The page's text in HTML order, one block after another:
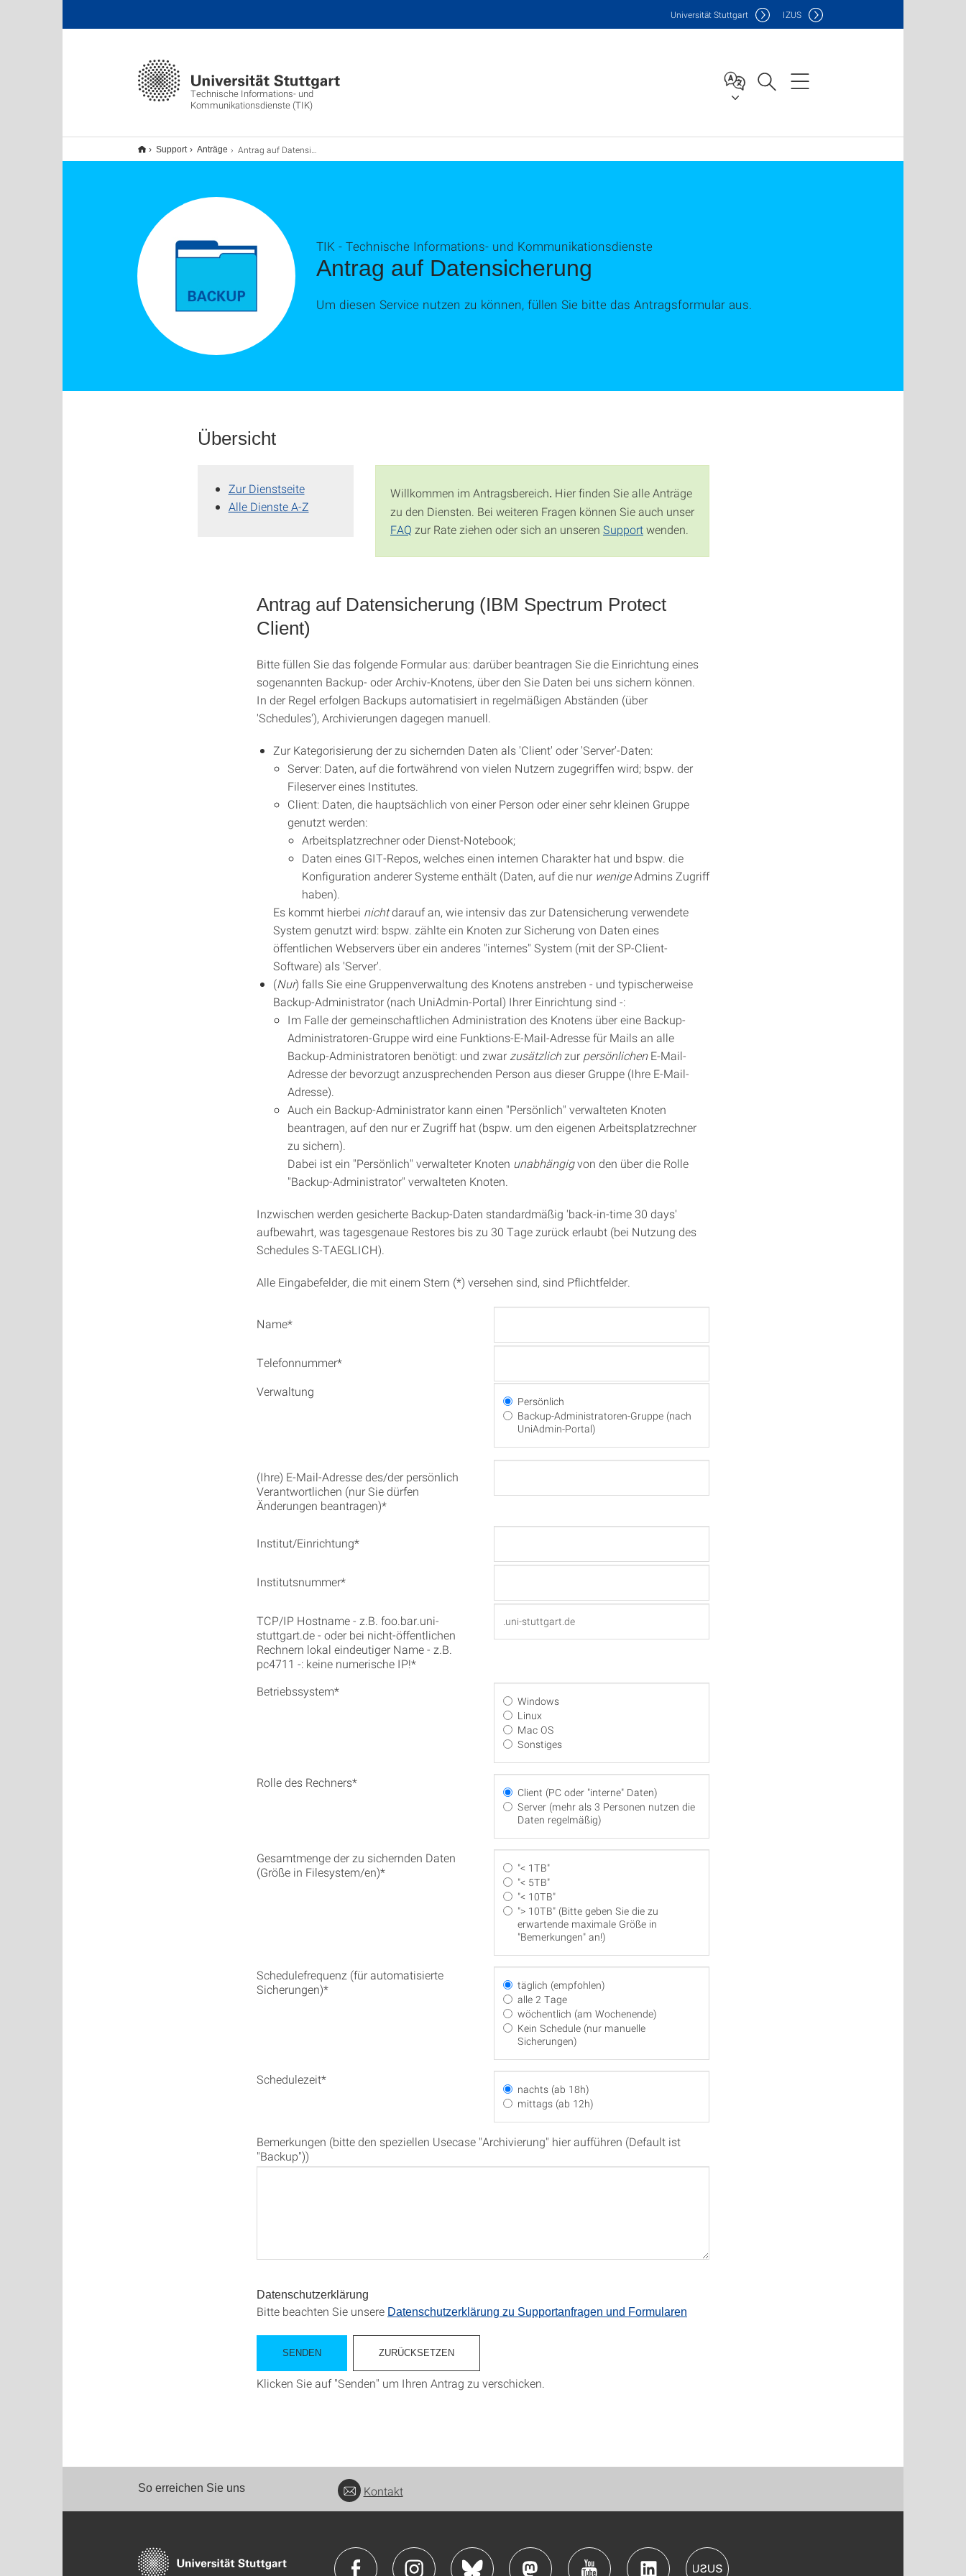
Technische Informations- und
Kommunikationsdienste (TIK)
Universität Stuttgart IZUS
Support Anträge Antrag auf Datensicherung
Antrag auf Datensicherung
TIK - Technische Informations- und Kommunikationsdienste
Um diesen Service nutzen zu können, füllen Sie bitte das Antragsformular aus.
Übersicht
Zur Dienstseite
Alle Dienste A-Z
Willkommen im Antragsbereich. Hier finden Sie alle Anträge
zu den Diensten. Bei weiteren Fragen können Sie auch unser
FAQ zur Rate ziehen oder sich an unseren Supportwenden.
Antrag auf Datensicherung (IBM Spectrum Protect
Client)
Bitte füllen Sie das folgende Formular aus: darüber beantragen Sie die Einrichtung eines
sogenannten Backup- oder Archiv-Knotens, über den Sie Daten bei uns sichern können.
In der Regel erfolgen Backups automatisiert in regelmäßigen Abständen (über
'Schedules'), Archivierungen dagegen manuell.
Zur Kategorisierung der zu sichernden Daten als 'Client' oder 'Server'-Daten:
Server: Daten, auf die fortwährend von vielen Nutzern zugegriffen wird; bspw. der
Fileserver eines Institutes.
Client: Daten, die hauptsächlich von einer Person oder einer sehr kleinen Gruppe
genutzt werden:
Arbeitsplatzrechner oder Dienst-Notebook;
Daten eines GIT-Repos, welches einen internen Charakter hat und bspw. die
Konfiguration anderer Systeme enthält (Daten, auf die nur wenigeAdmins Zugriff
haben).
Es kommt hierbei nichtdarauf an, wie intensiv das zur Datensicherung verwendete
System genutzt wird: bspw. zählte ein Knoten zur Sicherung von Daten eines
öffentlichen Webservers über ein anderes "internes" System (mit der SP-Client-
Software) als 'Server'.
(Nur) falls Sie eine Gruppenverwaltung des Knotens anstreben - und typischerweise
Backup-Administrator (nach UniAdmin-Portal) Ihrer Einrichtung sind -:
Im Falle der gemeinschaftlichen Administration des Knotens über eine Backup-
Administratoren-Gruppe wird eine Funktions-E-Mail-Adresse für Mails an alle
Backup-Administratoren benötigt: und zwar zusätzlich zur persönlichen E-Mail-
Adresse der bevorzugt anzusprechenden Person aus dieser Gruppe (Ihre E-Mail-
Adresse).
Auch ein Backup-Administrator kann einen "Persönlich" verwalteten Knoten
beantragen, auf den nur er Zugriff hat (bspw. um den eigenen Arbeitsplatzrechner
zu sichern).
Dabei ist ein "Persönlich" verwalteter Knoten unabhängigvon den über die Rolle
"Backup-Administrator" verwalteten Knoten.
Inzwischen werden gesicherte Backup-Daten standardmäßig 'back-in-time 30 days'
aufbewahrt, was tagesgenaue Restores bis zu 30 Tage zurück erlaubt (bei Nutzung des
Schedules S-TAEGLICH).
Alle Eingabefelder, die mit einem Stern (*) versehen sind, sind Pflichtfelder.
Name*
Telefonnummer*
Verwaltung
Persönlich
Backup-Administratoren-Gruppe (nach
UniAdmin-Portal)
(Ihre) E-Mail-Adresse des/der persönlich
Verantwortlichen (nur Sie dürfen
Änderungen beantragen)*
Institut/Einrichtung*
Institutsnummer*
TCP/IP Hostname - z.B. foo.bar.uni-
stuttgart.de - oder bei nicht-öffentlichen
Rechnern lokal eindeutiger Name - z.B.
pc4711 -: keine numerische IP!*
Betriebssystem*
Windows
Linux
Mac OS
Sonstiges
Rolle des Rechners*
Client (PC oder "interne" Daten)
Server (mehr als 3 Personen nutzen die
Daten regelmäßig)
Gesamtmenge der zu sichernden Daten
(Größe in Filesystem/en)*
"< 1TB"
"< 5TB"
"< 10TB"
"> 10TB" (Bitte geben Sie die zu
erwartende maximale Größe in
"Bemerkungen" an!)
Schedulefrequenz (für automatisierte
Sicherungen)*
täglich (empfohlen)
alle 2 Tage
wöchentlich (am Wochenende)
Kein Schedule (nur manuelle
Sicherungen)
Schedulezeit*
nachts (ab 18h)
mittags (ab 12h)
Bemerkungen (bitte den speziellen Usecase "Archivierung" hier aufführen (Default ist
"Backup"))
Datenschutzerklärung
Bitte beachten Sie unsere Datenschutzerklärung zu Supportanfragen und ­Formularen
Klicken Sie auf "Senden" um Ihren Antrag zu verschicken.
So erreichen Sie uns Kontakt